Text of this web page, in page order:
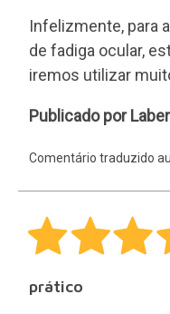
Infelizmente, para
de fadiga ocular,
iremos utilizar
Laberinto
Publicado por
Comentário traduzido
prático